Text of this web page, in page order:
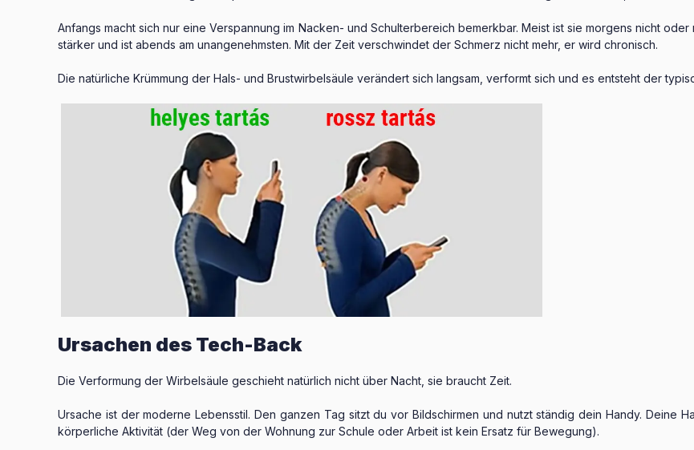
Anfangs macht sich nur eine Verspannung im Nacken- und Schulterbereich bemerkbar. Meist ist sie morgens nicht
stärker und ist abends am unangenehmsten. Mit der Zeit verschwindet der Schmerz nicht mehr, er wird chronisch.
Die natürliche Krümmung der Hals- und Brustwirbelsäule verändert sich langsam, verformt sich und es entsteht der
Ursachen des Tech-Back
Die Verformung der Wirbelsäule geschieht natürlich nicht über Nacht, sie braucht Zeit.
Ursache ist der moderne Lebensstil. Den ganzen Tag sitzt du vor Bildschirmen und nutzt ständig dein Handy. Deine
körperliche Aktivität (der Weg von der Wohnung zur Schule oder Arbeit ist kein Ersatz für Bewegung).